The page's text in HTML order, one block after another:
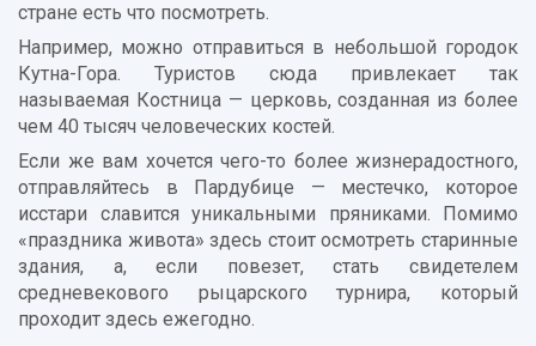
стране есть что посмотреть.
Например, можно отправиться в небольшой городок
Кутна-Гора. Туристов сюда привлекает так
называемая Костница — церковь, созданная из более
чем 40 тысяч человеческих костей.
Если же вам хочется чего-то более жизнерадостного,
отправляйтесь в Пардубице — местечко, которое
исстари славится уникальными пряниками. Помимо
«праздника живота» здесь стоит осмотреть старинные
здания, а, если повезет, стать свидетелем
средневекового рыцарского турнира, который
проходит здесь ежегодно.